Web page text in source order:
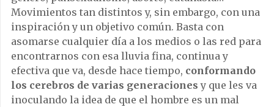
Movimientos tan distintos y, sin embargo, con una
inspiración y un objetivo común. Basta con
asomarse cualquier día a los medios o las red para
encontrarnos con esa lluvia fina, continua y
efectiva que va, desde hace tiempo, conformando
los cerebros de varias generaciones y que les va
inoculando la idea de que el hombre es un mal